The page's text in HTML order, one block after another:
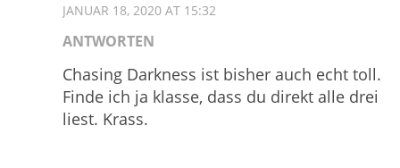
JANUAR 18, 2020 AT 15:32
ANTWORTEN
Chasing Darkness ist bisher auch echt toll.
Finde ich ja klasse, dass du direkt alle drei
liest. Krass.